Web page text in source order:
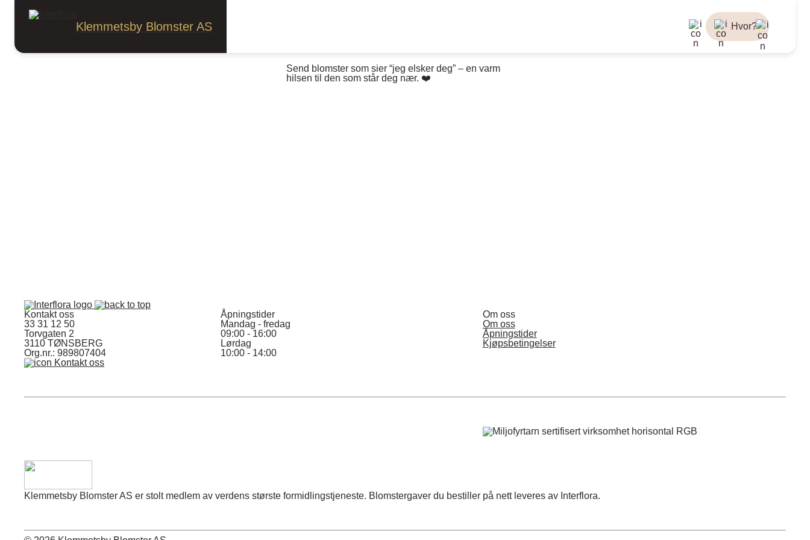
Klemmetsby Blomster AS Hvor?
Kjærlighet
Send blomster som sier “jeg elsker deg” – en varm
hilsen til den som står deg nær. ❤️
Kontakt oss
33 31 12 50
Torvgaten 2
3110 TØNSBERG
Org.nr.: 989807404
Kontakt oss
Åpningstider
Mandag - fredag
09:00 - 16:00
Lørdag
10:00 - 14:00
Om oss
Om oss
Åpningstider
Kjøpsbetingelser
Klemmetsby Blomster AS er stolt medlem av verdens største formidlingstjeneste. Blomstergaver du bestiller på nett leveres av Interflora.